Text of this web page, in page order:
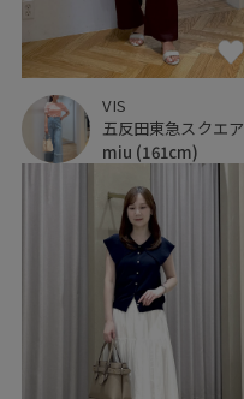
VIS
五反田東急スクエア
miu (161cm)